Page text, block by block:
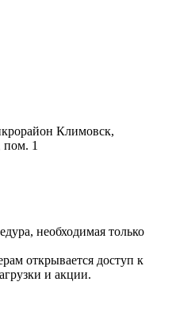
Климовск,
пом. 1
необходимая только
открывается доступ к
и акции.